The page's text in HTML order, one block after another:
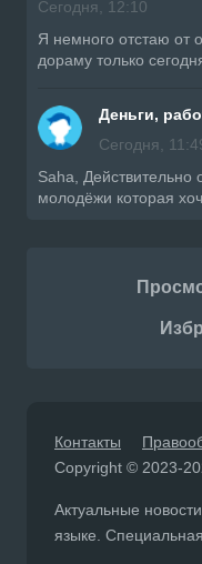
Сегодня, 12:10
Я немного отстаю от
дораму только
Деньги,
Сегодня,
Saha, Действительно
молодёжи которая
Контакты
Copyright © 2023-
Актуальные
языке.